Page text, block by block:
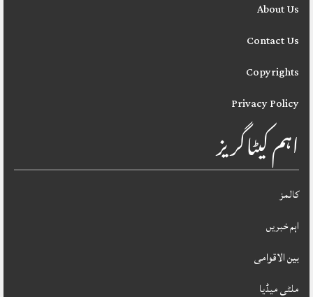
About Us
Contact Us
Copyrights
Privacy Policy
اہم کیٹاگریز
کالمز
اہم خبریں
بین الاقوامی
ملٹی میڈیا